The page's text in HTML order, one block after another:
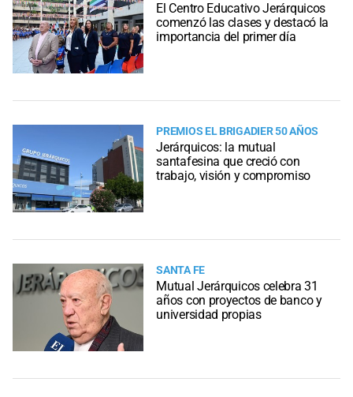
El Centro Educativo Jerárquicos
comenzó las clases y destacó la
importancia del primer día
PREMIOS EL BRIGADIER 50 AÑOS
Jerárquicos: la mutual
santafesina que creció con
trabajo, visión y compromiso
SANTA FE
Mutual Jerárquicos celebra 31
años con proyectos de banco y
universidad propias